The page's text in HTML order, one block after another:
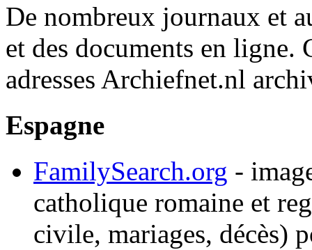
De nombreux journaux et
et des documents en ligne.
adresses Archiefnet.nl
Espagne
FamilySearch.org -
catholique romaine et
civile, mariages, décès)